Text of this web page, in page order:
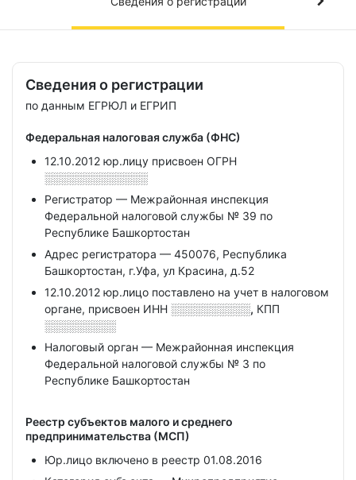
Сведения о регистрации
по данным ЕГРЮЛ и ЕГРИП
Федеральная налоговая служба (ФНС)
12.10.2012 юр.лицу присвоен ОГРН
░░░░░░░░░░░░░
Регистратор — Межрайонная инспекция
Федеральной налоговой службы № 39 по
Республике Башкортостан
Адрес регистратора — 450076, Республика
Башкортостан, г.Уфа, ул Красина, д.52
12.10.2012 юр.лицо поставлено на учет в налоговом
органе, присвоен ИНН ░░░░░░░░░░, КПП
░░░░░░░░░
Налоговый орган — Межрайонная инспекция
Федеральной налоговой службы № 3 по
Республике Башкортостан
Реестр субъектов малого и среднего
предпринимательства (МСП)
Юр.лицо включено в реестр 01.08.2016